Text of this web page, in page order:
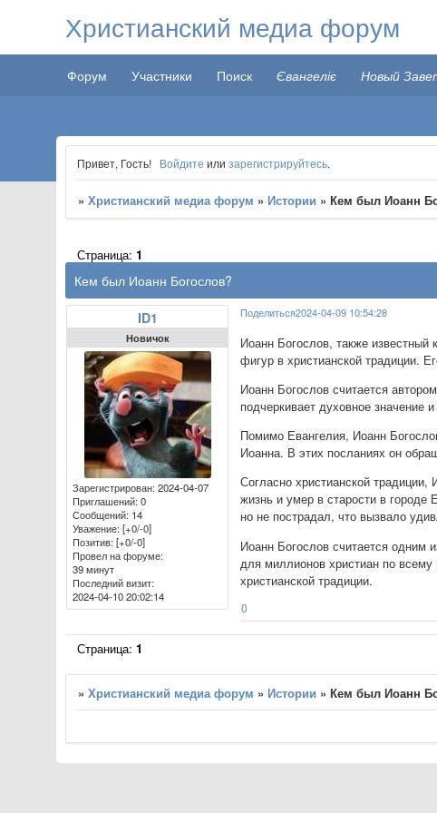
Христианский медиа форум
Форум Участники Поиск Євангеліє Новый
Привет, Гость! Войдите или зарегистрируйтесь.
»Христианский медиа форум » Истории »Кем был Иоанн
Кем был Иоанн Богослов?
Страница:1
Поделиться2024-04-09 10:54:28
ID1
Новичок
Зарегистрирован: 2024-04-07
Приглашений:0
Сообщений: 14
Уважение:[+0/-0]
Позитив:[+0/-0]
Провел на форуме:
39 минут
Последний визит:
2024-04-10 20:02:14
Иоанн Богослов, также
фигур в христианской традиции.
Иоанн Богослов считается
подчеркивает духовное значение
Помимо Евангелия, Иоанн
Иоанна. В этих посланиях он
Согласно христианской
жизнь и умер в старости в
но не пострадал, что вызвало
Иоанн Богослов считается одним
для миллионов христиан по
христианской традиции.
0
Страница:1
»Христианский медиа форум » Истории »Кем был Иоанн